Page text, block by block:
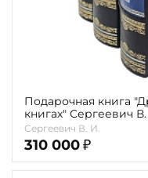
Подарочная книга
книгах" Сергеевич
Сергеевич В. И.
310 000 ₽